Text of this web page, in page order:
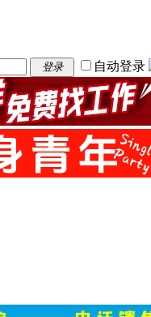
登录 自动登录